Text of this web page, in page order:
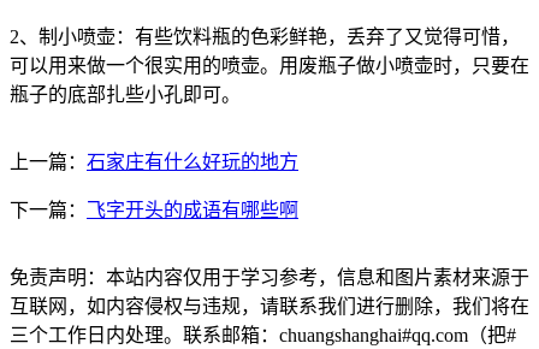
2、制小喷壶：有些饮料瓶的色彩鲜艳，丢弃了又觉得可惜，
可以用来做一个很实用的喷壶。用废瓶子做小喷壶时，只要在
瓶子的底部扎些小孔即可。
上一篇： 石家庄有什么好玩的地方
下一篇： 飞字开头的成语有哪些啊
免责声明：本站内容仅用于学习参考，信息和图片素材来源于
互联网，如内容侵权与违规，请联系我们进行删除，我们将在
三个工作日内处理。联系邮箱：chuangshanghai#qq.com（把#